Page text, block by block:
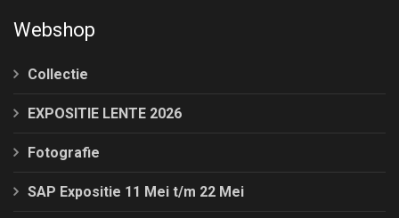
Webshop
Collectie
EXPOSITIE LENTE 2026
Fotografie
SAP Expositie 11 Mei t/m 22 Mei